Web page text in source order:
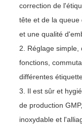
correction de
tête et de la queue
et une qualité
2. Réglage simple,
fonctions,
différentes
3. Il est sûr et
de production
inoxydable et